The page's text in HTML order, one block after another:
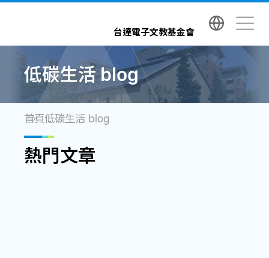
台達電子文教基金會
低碳生活 blog
首頁低碳生活 blog
熱門文章